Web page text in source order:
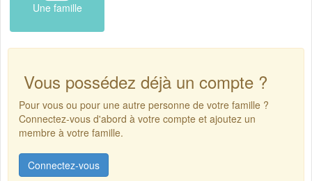
Une famille
Vous possédez déjà un compte ?
Pour vous ou pour une autre personne de votre famille ?
Connectez-vous d'abord à votre compte et ajoutez un
membre à votre famille.
Connectez-vous